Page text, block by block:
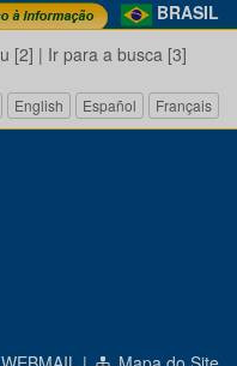
BRASIL
[2] | Ir para a busca [3]
English Español Français